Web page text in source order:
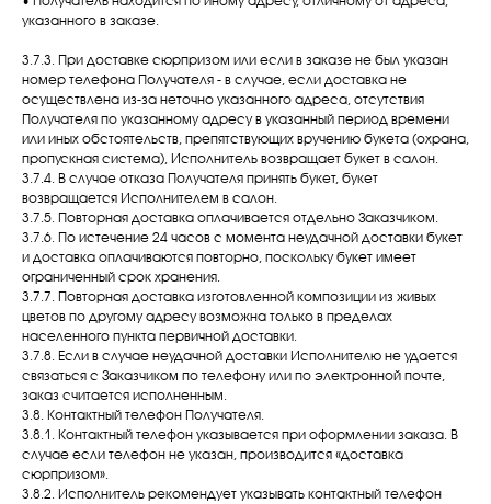
указанного в заказе.
3.7.3. При доставке сюрпризом или если в заказе не был указан
номер телефона Получателя - в случае, если доставка не
осуществлена из-за неточно указанного адреса, отсутствия
Получателя по указанному адресу в указанный период времени
или иных обстоятельств, препятствующих вручению букета (охрана,
пропускная система), Исполнитель возвращает букет в салон.
3.7.4. В случае отказа Получателя принять букет, букет
возвращается Исполнителем в салон.
3.7.5. Повторная доставка оплачивается отдельно Заказчиком.
3.7.6. По истечение 24 часов с момента неудачной доставки букет
и доставка оплачиваются повторно, поскольку букет имеет
ограниченный срок хранения.
3.7.7. Повторная доставка изготовленной композиции из живых
цветов по другому адресу возможна только в пределах
населенного пункта первичной доставки.
3.7.8. Если в случае неудачной доставки Исполнителю не удается
связаться с Заказчиком по телефону или по электронной почте,
заказ считается исполненным.
3.8. Контактный телефон Получателя.
3.8.1. Контактный телефон указывается при оформлении заказа. В
случае если телефон не указан, производится «доставка
сюрпризом».
3.8.2. Исполнитель рекомендует указывать контактный телефон